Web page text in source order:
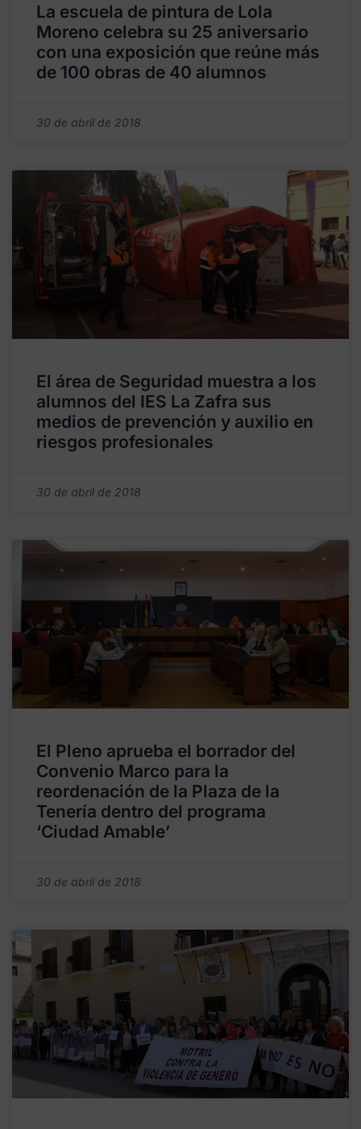
La escuela de pintura de Lola
Moreno celebra su 25 aniversario
con una exposición que reúne más
de 100 obras de 40 alumnos
30 de abril de 2018
El área de Seguridad muestra a los
alumnos del IES La Zafra sus
medios de prevención y auxilio en
riesgos profesionales
30 de abril de 2018
El Pleno aprueba el borrador del
Convenio Marco para la
reordenación de la Plaza de la
Tenería dentro del programa
‘Ciudad Amable’
30 de abril de 2018